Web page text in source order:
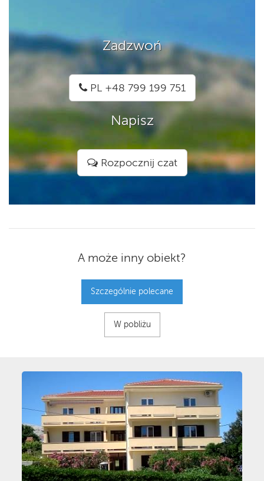
Zadzwoń
PL +48 799 199 751
Napisz
Rozpocznij czat
A może inny obiekt?
Szczególnie polecane
W pobliżu